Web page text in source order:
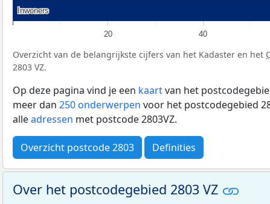
20 40
Inwoners
Inwoners
Overzicht van de belangrijkste cijfers van het Kadaster en het
2803 VZ.
Op deze pagina vind je een kaartvan het
meer dan 250 onderwerpen voor het postcodegebied
alleadressen met postcode 2803VZ.
Overzicht postcode 2803 Definities
Over het postcodegebied 2803 VZ